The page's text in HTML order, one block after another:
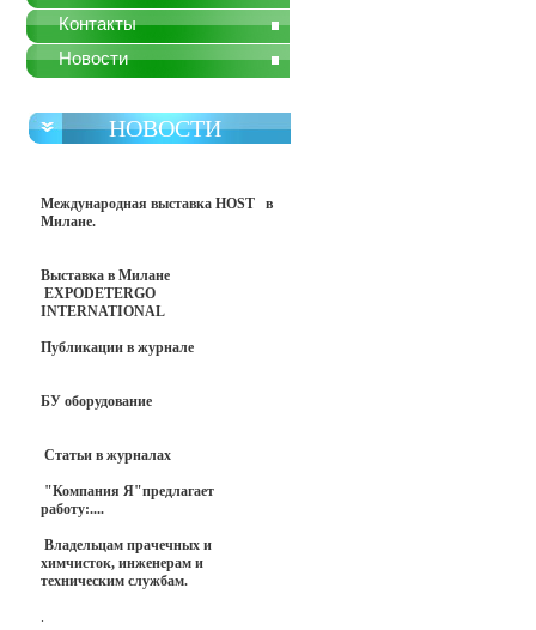
Контакты
Новости
НОВОСТИ
Международная выставка HOST в
Милане.
Выставка в Милане
EXPODETERGO
INTERNATIONAL
Публикации в журнале
БУ оборудование
Статьи в журналах
"Компания Я"предлагает
работу:....
Владельцам прачечных и
химчисток, инженерам и
техническим службам.
.